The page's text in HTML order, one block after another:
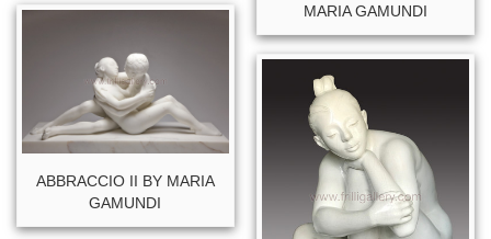
MARIA GAMUNDI
ABBRACCIO II BY MARIA
GAMUNDI